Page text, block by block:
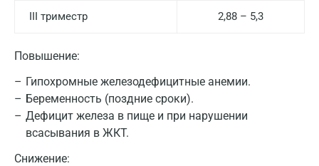
III триместр 2,88 – 5,3
Повышение:
Гипохромные железодефицитные анемии.
Беременность (поздние сроки).
Дефицит железа в пище и при нарушении
всасывания в ЖКТ.
Снижение:
Санкт-Петербург
Нижний Новгород